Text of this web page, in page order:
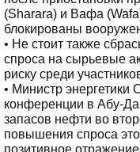
(Sharara) и Вафа
блокированы
• Не стоит также
спроса на сырьевые
риску среди
• Министр
конференции в Абу-
запасов нефти во
повышения спроса
позитивное